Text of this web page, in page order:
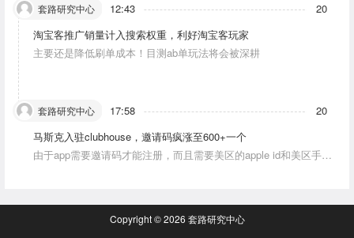
套路研究中心 12:43
20
淘宝客推广销量计入搜索权重，利好淘宝客玩家
主要还是降低刷单成本！目测ab单玩法将会被深耕
套路研究中心 17:58
20
马斯克入驻clubhouse，邀请码疯涨至600+一个
由于app需要邀请码才能注册，而且需要美区的apple id和美区手机
Copyright © 2026 套路研究中心